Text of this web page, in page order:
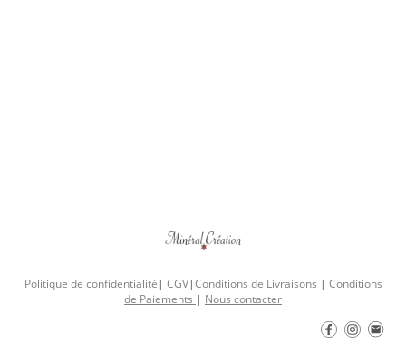
Politique de confidentialité | CGV|Conditions de Livraisons | Conditions
de Paiements | Nous contacter